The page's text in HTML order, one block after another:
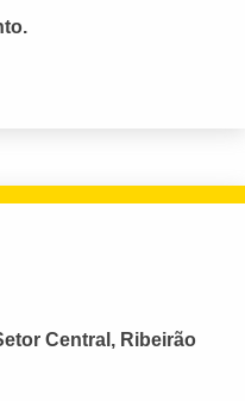
Central, Ribeirão